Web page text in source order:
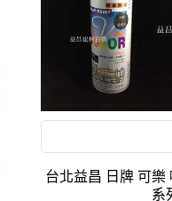
台北益昌 日牌 可